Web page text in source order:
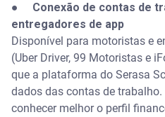
● Conexão de contas de
entregadores de app
Disponível para motoristas e
(Uber Driver, 99 Motoristas e
que a plataforma do Serasa
dados das contas de
conhecer melhor o perfil